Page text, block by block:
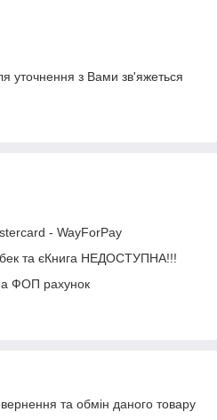
уточнення з Вами зв'яжеться
- WayForPay
та єКнига НЕДОСТУПНА!!!
ФОП рахунок
та обмін даного товару